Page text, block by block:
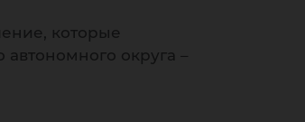
которые
округа –